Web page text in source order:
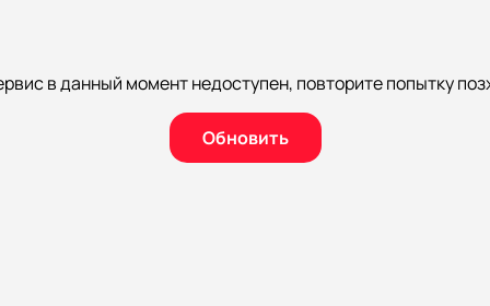
в данный момент недоступен, повторите попытку
Обновить